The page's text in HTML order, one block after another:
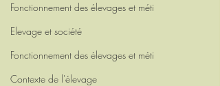
Fonctionnement des élevages et méti
Elevage et société
Fonctionnement des élevages et méti
Contexte de l'élevage